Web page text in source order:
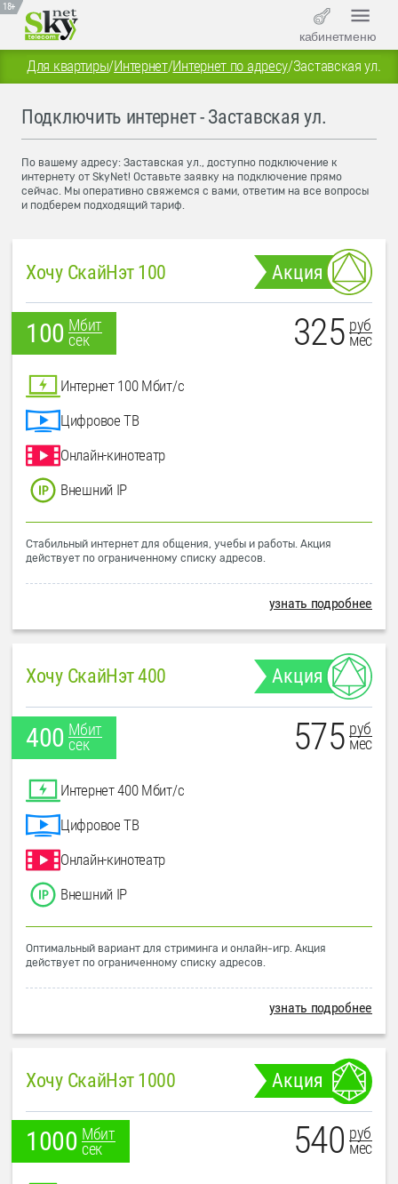
18+
кабинетменю
Для квартиры/Интернет/Интернет по адресу/Заставская ул.
Подключить интернет - Заставская ул.
По вашему адресу: Заставская ул., доступно подключение к
интернету от SkyNet! Оставьте заявку на подключение прямо
сейчас. Мы оперативно свяжемся с вами, ответим на все вопросы
и подберем подходящий тариф.
Хочу СкайНэт 100 Акция
100 Мбит
сек
325 руб
мес
Интернет 100 Мбит/с
Цифровое ТВ
Онлайн-кинотеатр
Внешний IP
Стабильный интернет для общения, учебы и работы. Акция
действует по ограниченному списку адресов.
узнать подробнее
Хочу СкайНэт 400 Акция
400 Мбит
сек
575 руб
мес
Интернет 400 Мбит/с
Цифровое ТВ
Онлайн-кинотеатр
Внешний IP
Оптимальный вариант для стриминга и онлайн-игр. Акция
действует по ограниченному списку адресов.
узнать подробнее
Хочу СкайНэт 1000 Акция
1000 Мбит
сек
540 руб
мес